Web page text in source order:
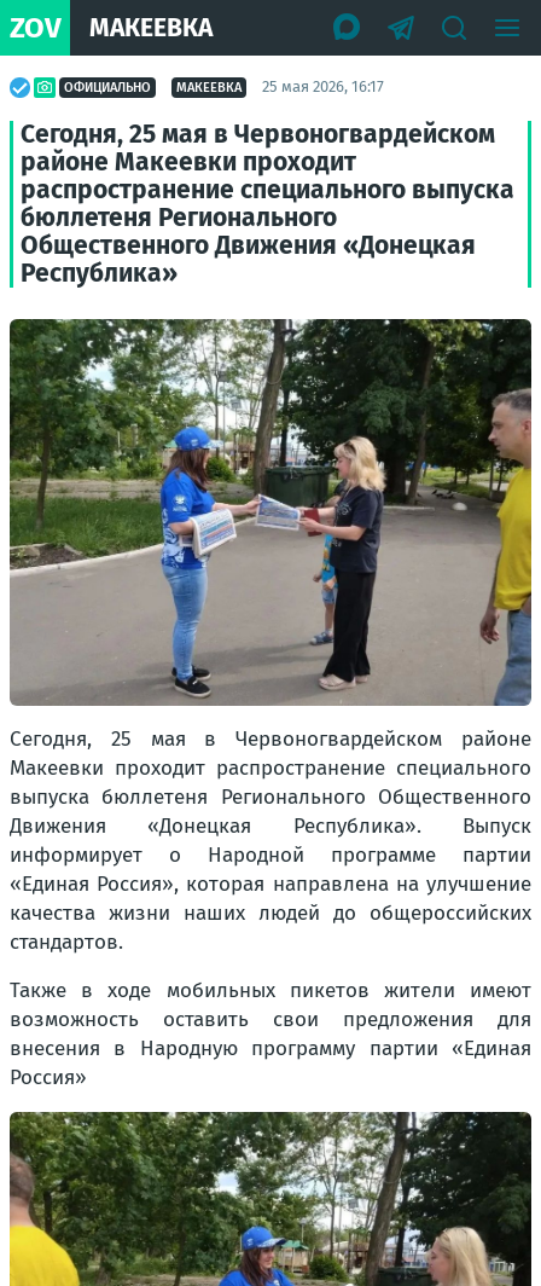
ZOV МАКЕЕВКА
ОФИЦИАЛЬНО МАКЕЕВКА 25 мая 2026, 16:17
Сегодня, 25 мая в Червоногвардейском
районе Макеевки проходит
распространение специального выпуска
бюллетеня Регионального
Общественного Движения «Донецкая
Республика»
Сегодня, 25 мая в Червоногвардейском районе
Макеевки проходит распространение специального
выпуска бюллетеня Регионального Общественного
Движения «Донецкая Республика». Выпуск
информирует о Народной программе партии
«Единая Россия», которая направлена на улучшение
качества жизни наших людей до общероссийских
стандартов.
Также в ходе мобильных пикетов жители имеют
возможность оставить свои предложения для
внесения в Народную программу партии «Единая
Россия»